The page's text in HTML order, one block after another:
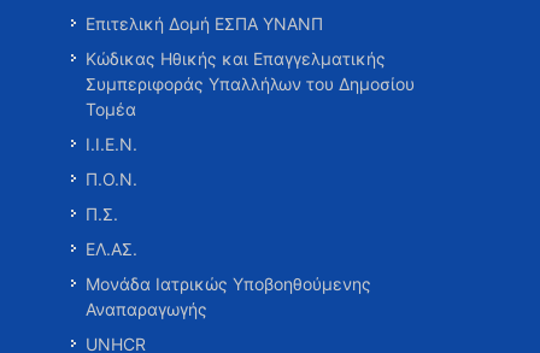
Επιτελική Δομή ΕΣΠΑ ΥΝΑΝΠ
Κώδικας Ηθικής και Επαγγελματικής
Συμπεριφοράς Υπαλλήλων του Δημοσίου
Τομέα
Ι.Ι.Ε.Ν.
Π.Ο.Ν.
Π.Σ.
ΕΛ.ΑΣ.
Μονάδα Ιατρικώς Υποβοηθούμενης
Αναπαραγωγής
UNHCR